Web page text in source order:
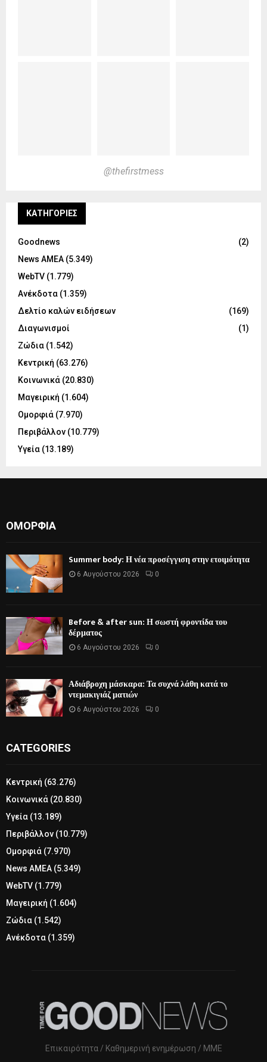
@thefirstmess
KΑΤΗΓΟΡΊΕΣ
Goodnews
(2)
News ΑΜΕΑ (5.349)
WebTV (1.779)
Ανέκδοτα (1.359)
Δελτίο καλών ειδήσεων
(169)
Διαγωνισμοί
(1)
Ζώδια (1.542)
Κεντρική (63.276)
Κοινωνικά (20.830)
Μαγειρική (1.604)
Ομορφιά (7.970)
Περιβάλλον (10.779)
Υγεία (13.189)
ΟΜΟΡΦΙΆ
Summer body: Η νέα προσέγγιση στην ετοιμότητα
6 Αυγούστου 2026 0
Before & after sun: Η σωστή φροντίδα του
δέρματος
6 Αυγούστου 2026 0
Αδιάβροχη μάσκαρα: Τα συχνά λάθη κατά το
ντεμακιγιάζ ματιών
6 Αυγούστου 2026 0
CATEGORIES
Κεντρική (63.276)
Κοινωνικά (20.830)
Υγεία (13.189)
Περιβάλλον (10.779)
Ομορφιά (7.970)
News ΑΜΕΑ (5.349)
WebTV (1.779)
Μαγειρική (1.604)
Ζώδια (1.542)
Ανέκδοτα (1.359)
Επικαιρότητα / Καθημερινή ενημέρωση / ΜΜΕ